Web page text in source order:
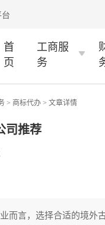
首
页
工商服
务
> 商标代办 > 文章详情
司推荐
而言，选择合适的境外